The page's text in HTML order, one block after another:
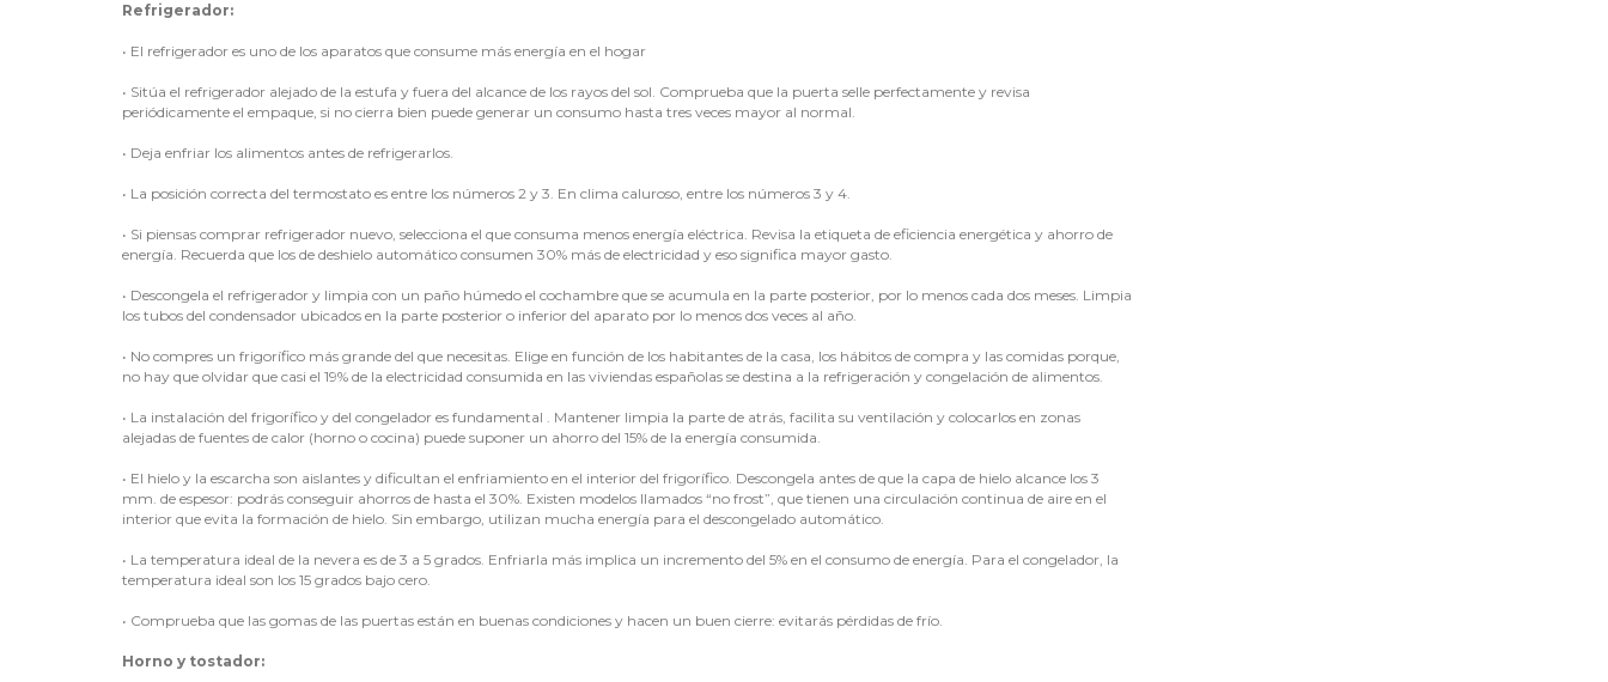
Refrigerador:
• El refrigerador es uno de los aparatos que consume más energía en el hogar
• Sitúa el refrigerador alejado de la estufa y fuera del alcance de los rayos del sol. Comprueba que la puerta selle perfectamente y revisa
periódicamente el empaque, si no cierra bien puede generar un consumo hasta tres veces mayor al normal.
• Deja enfriar los alimentos antes de refrigerarlos.
• La posición correcta del termostato es entre los números 2 y 3. En clima caluroso, entre los números 3 y 4.
• Si piensas comprar refrigerador nuevo, selecciona el que consuma menos energía eléctrica. Revisa la etiqueta de eficiencia energética y ahorro de
energía. Recuerda que los de deshielo automático consumen 30% más de electricidad y eso significa mayor gasto.
• Descongela el refrigerador y limpia con un paño húmedo el cochambre que se acumula en la parte posterior, por lo menos cada dos meses. Limpia
los tubos del condensador ubicados en la parte posterior o inferior del aparato por lo menos dos veces al año.
• No compres un frigorífico más grande del que necesitas. Elige en función de los habitantes de la casa, los hábitos de compra y las comidas porque,
no hay que olvidar que casi el 19% de la electricidad consumida en las viviendas españolas se destina a la refrigeración y congelación de alimentos.
• La instalación del frigorífico y del congelador es fundamental . Mantener limpia la parte de atrás, facilita su ventilación y colocarlos en zonas
alejadas de fuentes de calor (horno o cocina) puede suponer un ahorro del 15% de la energía consumida.
• El hielo y la escarcha son aislantes y dificultan el enfriamiento en el interior del frigorífico. Descongela antes de que la capa de hielo alcance los 3
mm. de espesor: podrás conseguir ahorros de hasta el 30%. Existen modelos llamados “no frost”, que tienen una circulación continua de aire en el
interior que evita la formación de hielo. Sin embargo, utilizan mucha energía para el descongelado automático.
• La temperatura ideal de la nevera es de 3 a 5 grados. Enfriarla más implica un incremento del 5% en el consumo de energía. Para el congelador, la
temperatura ideal son los 15 grados bajo cero.
• Comprueba que las gomas de las puertas están en buenas condiciones y hacen un buen cierre: evitarás pérdidas de frío.
Horno y tostador: